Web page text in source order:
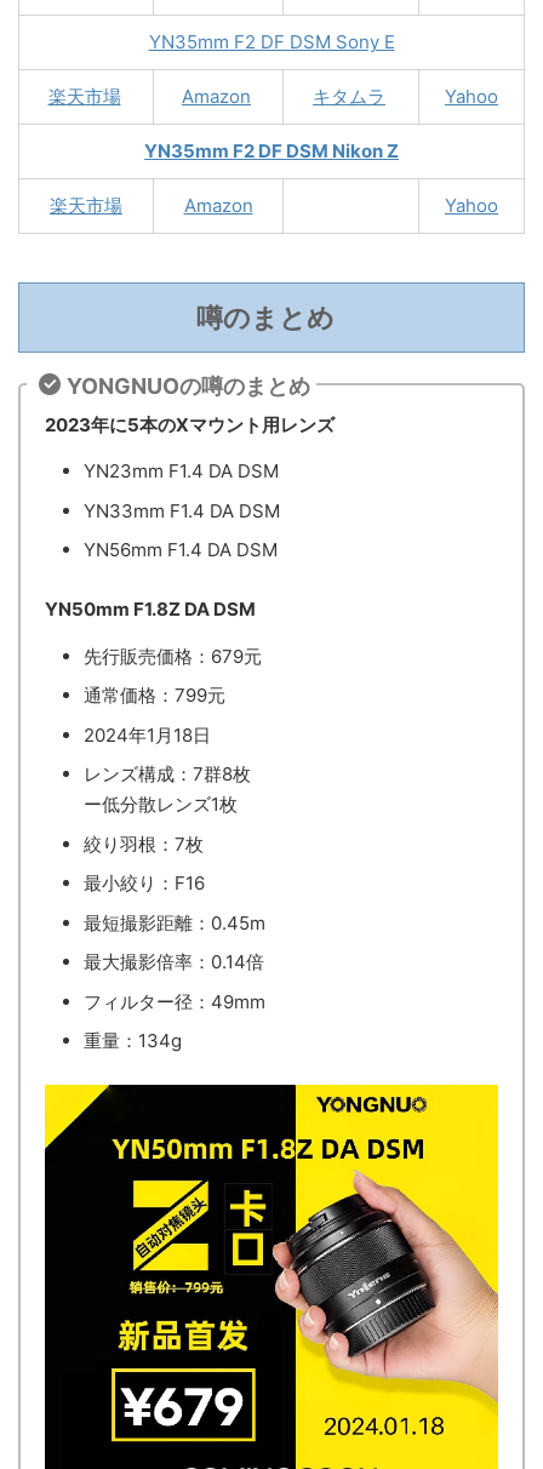
YN35mm F2 DF DSM Sony E
楽天市場 Amazon キタムラ Yahoo
YN35mm F2 DF DSM Nikon Z
楽天市場 Amazon Yahoo
噂のまとめ
YONGNUOの噂のまとめ
2023年に5本のXマウント用レンズ
YN23mm F1.4 DA DSM
YN33mm F1.4 DA DSM
YN56mm F1.4 DA DSM
YN50mm F1.8Z DA DSM
先行販売価格：679元
通常価格：799元
2024年1月18日
レンズ構成：7群8枚
ー低分散レンズ1枚
絞り羽根：7枚
最小絞り：F16
最短撮影距離：0.45m
最大撮影倍率：0.14倍
フィルター径：49mm
重量：134g